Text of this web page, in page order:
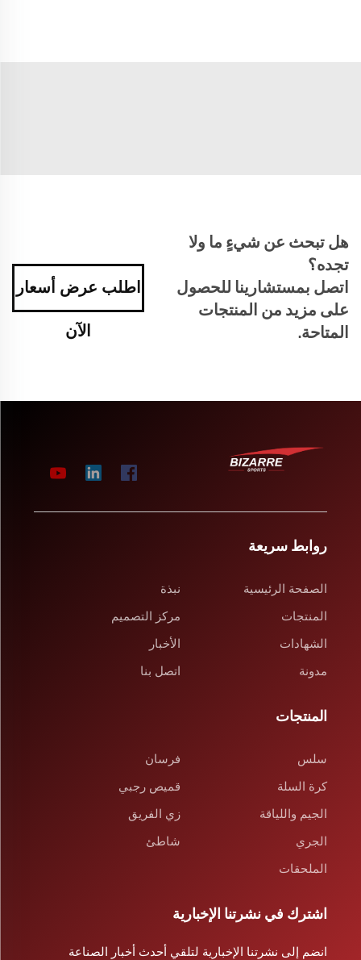
هل تبحث عن شيءٍ ما ولا
تجده؟
اتصل بمستشارينا للحصول
على مزيد من المنتجات
المتاحة.
اطلب عرض أسعار
الآن
روابط سريعة
الصفحة الرئيسية
نبذة
المنتجات
مركز التصميم
الشهادات
الأخبار
مدونة
اتصل بنا
المنتجات
سلس
فرسان
كرة السلة
قميص رجبي
الجيم واللياقة
زي الفريق
الجري
شاطئ
الملحقات
اشترك في نشرتنا الإخبارية
انضم إلى نشرتنا الإخبارية لتلقي أحدث أخبار الصناعة